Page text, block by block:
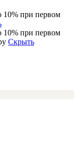
10% при первом
10% при первом
Скрыть